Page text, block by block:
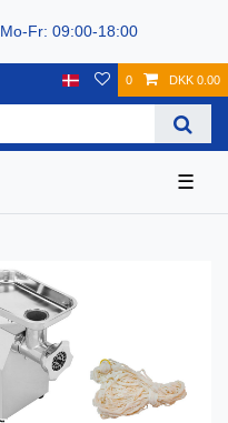
Fr: 09:00-18:00
0 DKK 0.00
☰